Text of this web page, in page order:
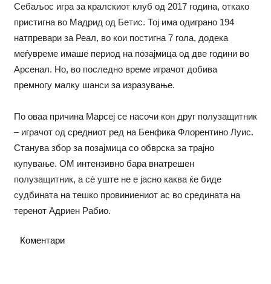
Себаљос игра за кралскиот клуб од 2017 година, откако
пристигна во Мадрид од Бетис. Тој има одиграно 194
натпревари за Реал, во кои постигна 7 гола, додека
меѓувреме имаше период на позајмица од две години во
Арсенал. Но, во последно време играчот добива
премногу малку шанси за изразување.
По оваа причина Марсеј се насочи кон друг полузащитник
– играчот од средниот ред на Бенфика Флорентино Луис.
Станува збор за позајмица со обврска за трајно
купување. ОМ интензивно бара внатрешен
полузащитник, а сè уште не е јасно каква ќе биде
судбината на тешко провиниениот ас во средината на
теренот Адриен Рабио.
Коментари